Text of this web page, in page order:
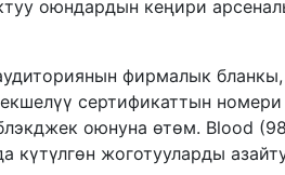
оюндардын кеңири
фирмалык бланкы,
сертификаттын номери
оюнуна өтөм. Blood
жоготууларды